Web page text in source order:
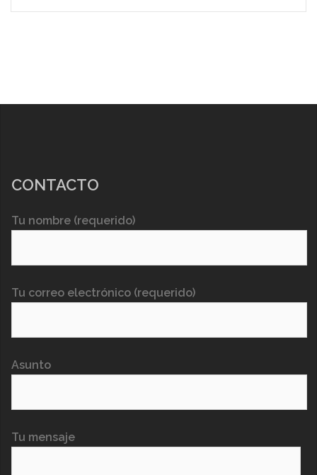
CONTACTO
Tu nombre (requerido)
Tu correo electrónico (requerido)
Asunto
Tu mensaje